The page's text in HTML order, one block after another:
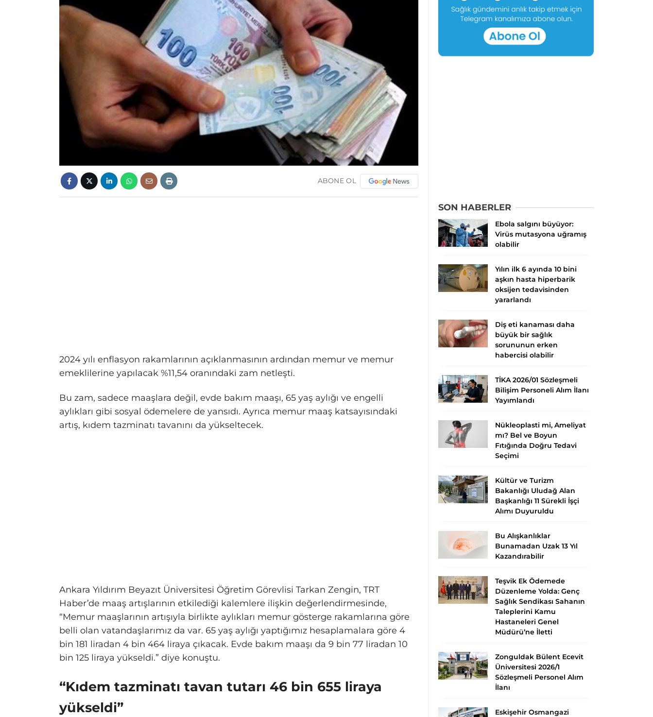
ABONE OL
2024 yılı enflasyon rakamlarının açıklanmasının ardından memur ve memur
emeklilerine yapılacak %11,54 oranındaki zam netleşti.
Bu zam, sadece maaşlara değil, evde bakım maaşı, 65 yaş aylığı ve engelli
aylıkları gibi sosyal ödemelere de yansıdı. Ayrıca memur maaş katsayısındaki
artış, kıdem tazminatı tavanını da yükseltecek.
Ankara Yıldırım Beyazıt Üniversitesi Öğretim Görevlisi Tarkan Zengin, TRT
Haber’de maaş artışlarının etkilediği kalemlere ilişkin değerlendirmesinde,
“Memur maaşlarının artışıyla birlikte aylıkları memur gösterge rakamlarına göre
belli olan vatandaşlarımız da var. 65 yaş aylığı yaptığımız hesaplamalara göre 4
bin 181 liradan 4 bin 464 liraya çıkacak. Evde bakım maaşı da 9 bin 77 liradan 10
bin 125 liraya yükseldi.” diye konuştu.
“Kıdem tazminatı tavan tutarı 46 bin 655 liraya
yükseldi”
SON HABERLER
Ebola salgını büyüyor:
Virüs mutasyona uğramış
olabilir
Yılın ilk 6 ayında 10 bini
aşkın hasta hiperbarik
oksijen tedavisinden
yararlandı
Diş eti kanaması daha
büyük bir sağlık
sorununun erken
habercisi olabilir
TİKA 2026/01 Sözleşmeli
Bilişim Personeli Alım İlanı
Yayımlandı
Nükleoplasti mi, Ameliyat
mı? Bel ve Boyun
Fıtığında Doğru Tedavi
Seçimi
Kültür ve Turizm
Bakanlığı Uludağ Alan
Başkanlığı 11 Sürekli İşçi
Alımı Duyuruldu
Bu Alışkanlıklar
Bunamadan Uzak 13 Yıl
Kazandırabilir
Teşvik Ek Ödemede
Düzenleme Yolda: Genç
Sağlık Sendikası Sahanın
Taleplerini Kamu
Hastaneleri Genel
Müdürü’ne İletti
Zonguldak Bülent Ecevit
Üniversitesi 2026/1
Sözleşmeli Personel Alım
İlanı
Eskişehir Osmangazi